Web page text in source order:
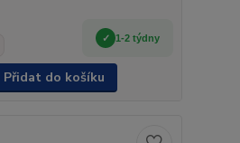
1-2 týdny
Přidat do košíku